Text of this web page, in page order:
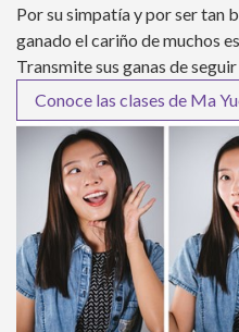
Por su simpatía y por ser tan
ganado el cariño de muchos
Transmite sus ganas de
Conoce las clases de Ma